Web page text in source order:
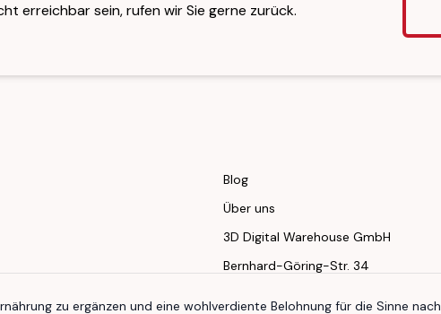
erreichbar sein, rufen wir Sie gerne zurück.
Blog
Über uns
3D Digital Warehouse GmbH
Bernhard-Göring-Str. 34
zu ergänzen und eine wohlverdiente Belohnung für die Sinne nach